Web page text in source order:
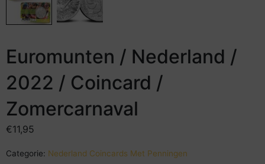
Euromunten / Nederland /
2022 / Coincard /
Zomercarnaval
€11,95
Categorie: Nederland Coincards Met Penningen